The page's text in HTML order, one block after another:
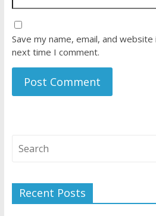
Save my name, email, and
next time I comment.
Recent Posts